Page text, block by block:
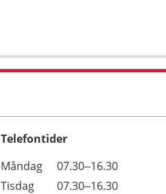
Telefontider
Dag
Öppettider
Kommentarer
Måndag
07.30–16.30
Tisdag
07.30–16.30